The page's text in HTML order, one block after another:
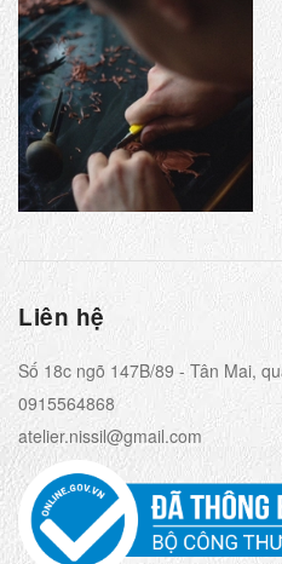
Liên hệ
Số 18c ngõ 147B/89 - Tân Mai,
0915564868
atelier.nissil@gmail.com